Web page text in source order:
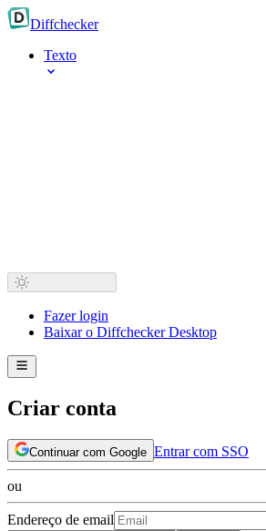
Diffchecker
Texto
Fazer login
Baixar o Diffchecker Desktop
Criar conta
Continuar com Google Entrar com SSO
ou
Endereço de email